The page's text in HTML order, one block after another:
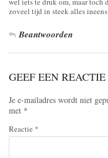
zoveel tijd in steek alles
Beantwoorden
GEEF EEN REACTIE
Je e-mailadres wordt niet
met *
Reactie *